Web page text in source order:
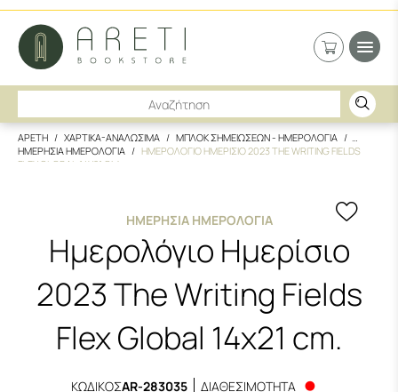
ΑΡΕΤΗ ΧΑΡΤΙΚΑ-ΑΝΑΛΩΣΙΜΑ
ΜΠΛΟΚ ΣΗΜΕΙΩΣΕΩΝ - ΗΜΕΡΟΛΟΓΙΑ
ΗΜΕΡΗΣΙΑ ΗΜΕΡΟΛΟΓΙΑ
ΗΜΕΡΟΛΟΓΙΟ ΗΜΕΡΙΣΙΟ 2023 THE WRITING FIELDS
FLEX GLOBAL 14X21 CM.
ΗΜΕΡΉΣΙΑ ΗΜΕΡΟΛΌΓΙΑ
Ημερολόγιο Ημερίσιο
2023 The Writing Fields
Flex Global 14x21 cm.
ΚΩΔΙΚΟΣAR-283035 ΔΙΑΘΕΣΙΜΟΤΗΤΑ